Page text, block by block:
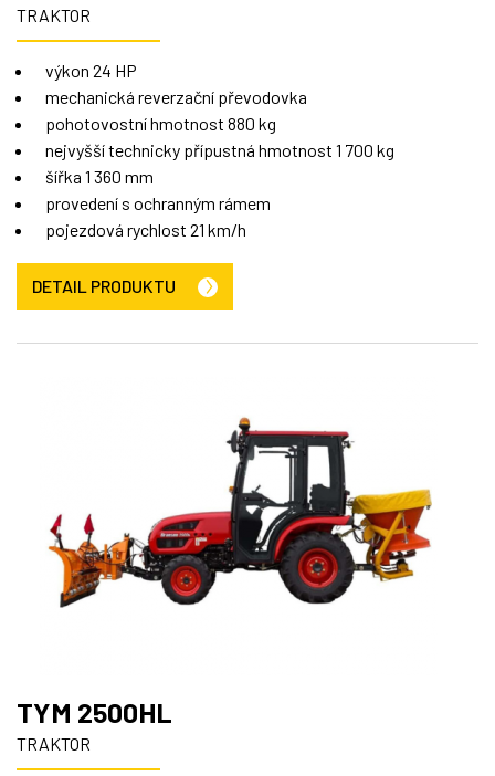
TRAKTOR
výkon 24 HP
mechanická reverzační převodovka
pohotovostní hmotnost 880 kg
nejvyšší technicky přípustná hmotnost 1 700 kg
šířka 1 360 mm
provedení s ochranným rámem
pojezdová rychlost 21 km/h
DETAIL PRODUKTU
TYM 2500HL
TRAKTOR